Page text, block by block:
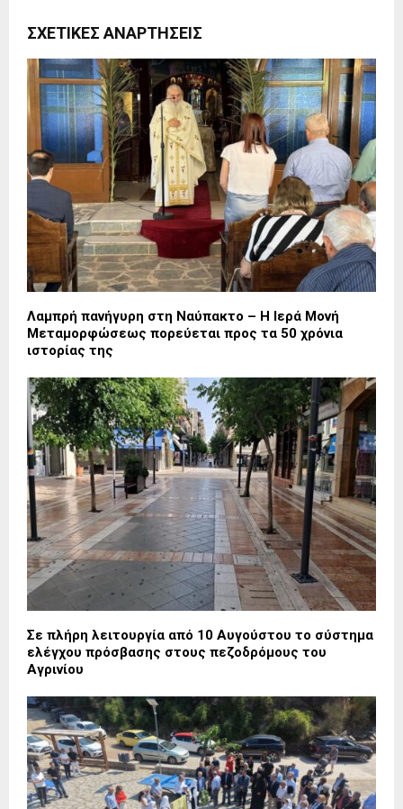
ΣΧΕΤΙΚΈΣ ΑΝΑΡΤΉΣΕΙΣ
Λαμπρή πανήγυρη στη Ναύπακτο – Η Ιερά Μονή
Μεταμορφώσεως πορεύεται προς τα 50 χρόνια
ιστορίας της
Σε πλήρη λειτουργία από 10 Αυγούστου το σύστημα
ελέγχου πρόσβασης στους πεζοδρόμους του
Αγρινίου